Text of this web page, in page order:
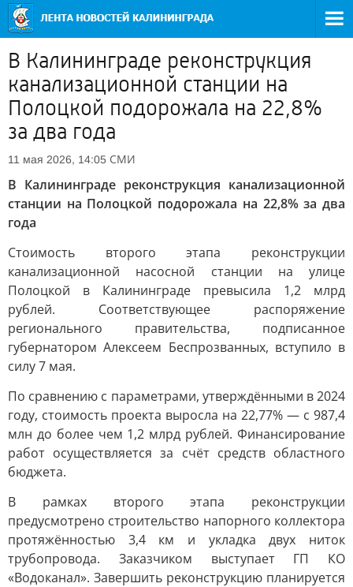
В Калининграде реконструкция
канализационной станции на
Полоцкой подорожала на 22,8%
за два года
11 мая 2026, 14:05 СМИ
В Калининграде реконструкция канализационной
станции на Полоцкой подорожала на 22,8% за два
года
Стоимость второго этапа реконструкции
канализационной насосной станции на улице
Полоцкой в Калининграде превысила 1,2 млрд
рублей. Соответствующее распоряжение
регионального правительства, подписанное
губернатором Алексеем Беспрозванных, вступило в
силу 7 мая.
По сравнению с параметрами, утверждёнными в 2024
году, стоимость проекта выросла на 22,77% — с 987,4
млн до более чем 1,2 млрд рублей. Финансирование
работ осуществляется за счёт средств областного
бюджета.
В рамках второго этапа реконструкции
предусмотрено строительство напорного коллектора
протяжённостью 3,4 км и укладка двух ниток
трубопровода. Заказчиком выступает ГП КО
«Водоканал». Завершить реконструкцию планируется